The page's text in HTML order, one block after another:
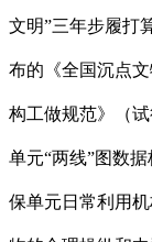
文明”三年步履打
布的《全国沉点
构工做规范》（
单元“两线”图数
保单元日常利用